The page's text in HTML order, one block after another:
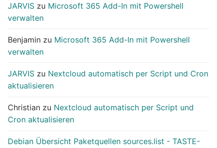
JARVIS zu Microsoft 365 Add-In mit Powershell
verwalten
Benjamin zu Microsoft 365 Add-In mit Powershell
verwalten
JARVIS zu Nextcloud automatisch per Script und Cron
aktualisieren
Christian zu Nextcloud automatisch per Script und
Cron aktualisieren
Debian Übersicht Paketquellen sources.list - TASTE-